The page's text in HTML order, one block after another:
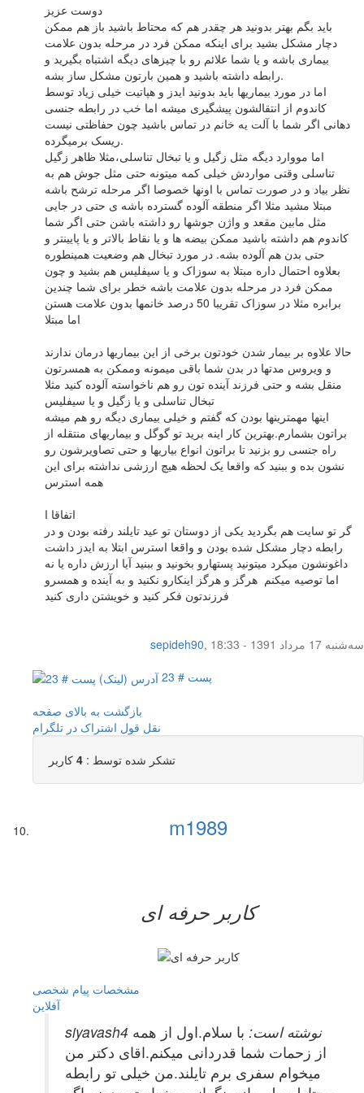
دوست عزیز
باید بگم بهتر بدونید هر چقدر هم که محتاط باشید باز هم ممکن
دچار مشکل بشید برای اینکه ممکن فرد در مرحله بدون علامت
بیماری باشه و یا شما علائم رو با چیزهای دیگه اشتباه بگیرید و
رابطه داشته باشید و همین بارتون مشکل ساز بشه.
اما در مورد بیماریها باید بدونید ایدز و هپاتیت خیلی زیاد توسط
کاندوم از انتقالشون پیشگیری میشه اما خب در رابطه جنسی
دهانی اگر شما با آلت یه خانم در تماس باشید چون حفاظتی نیست
ریسک برمیگرده.
اما مووارد دیگه مثل زگیل و یا تبخال تناسلی،مثلا ظاهر زگیل
تناسلی وقتی مواردش خیلی کمه میتونه حتی مثل جوش هم به
نظر بیاد و در صورت تماس با اونها خصوصا اگر مرحله ترشح باشه
مبتلا مشید مثلا اگر منطقه آلوده گسترده باشه ی حتی در جایی
مثل مابین مقعد و واژن جوشها رو داشته باشن حتی اگر شما
کاندوم هم داشته باشید ممکن بیضه ها و یا نقاط بالاتر و یا پایینتر و
حتی بدن هم آلوده بشه. در مورد تبخال هم وضعیت همینطوره
بعلاوه احتمال داره مبتلا به سوزاک و یا سیفلیس هم بشید و چون
ممکن فرد در مرحله بدون علامت باشه خطر برای شما چندین
برابره مثلا در سوزاک تقریبا 50 درصد خانمها بدون علامت هستن
اما مبتلا
حالا علاوه بر بیمار شدن خودتون برخی از این بیماریها درمان ندارند
و ویروس مدتها در بدن شما باقی میمونه وممکن به همسرتون
منقل بشه و حتی فرزند آینده تون رو هم ناخواسته آلوده کنید مثلا
تبخال تناسلی و یا زگیل و یا سیفلیس
اینها مهمترینها بودن که گفتم و خیلی بیماری دیگه رو هم میشه
براتون بشمارم.بهترین کار اینه برید تو گوگل و بیماریهای منتقله از
راه جنسی رو بزنید تا براتون انواع بیاریها و حتی تصاویرشون رو
نشون بده و ببنید که واقعا یک لحظه هیچ ارزشی نداشته برای این
همه استرس
اتفاقا ا
گر تو سایت هم بگردید یکی از دوستان تو عید تایلند رفته بودن و در
رابطه دچار مشکل شده بودن و واقعا استرس ابتلا به ایدز داشت
داغونشون میکرد میتونید پستهارو بخونید و ببنید آیا ارزش داره یا نه
اما توصیه میکنم هرگز و هرگز اینکارو نکنید و به آینده و همسرو
فرزندتون فکر کنید و خویشتن داری کنید
sepideh90,
سه‌شنبه 17 مرداد 1391 - 18:33
پست # 23
بازگشت به بالای صفحه
نقل قول اشتراک در تلگرام
تشکر شده توسط : 4 کاربر
m1989
کاربر حرفه ای
مشخصات پیام شخصی
آفلاين
siyavash4 نوشته است: با سلام.اول از همه
از زحمات شما قدردانی میکنم.اقای دکتر من
میخوام سفری برم تایلند.من خیلی تو رابطه